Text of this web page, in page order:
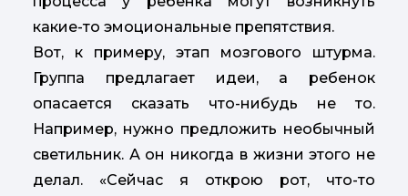
какие-то эмоциональные препятствия.
Вот, к примеру, этап мозгового штурма.
Группа предлагает идеи, а ребенок
опасается сказать что-нибудь не то.
Например, нужно предложить необычный
светильник. А он никогда в жизни этого не
делал. «Сейчас я открою рот, что-то